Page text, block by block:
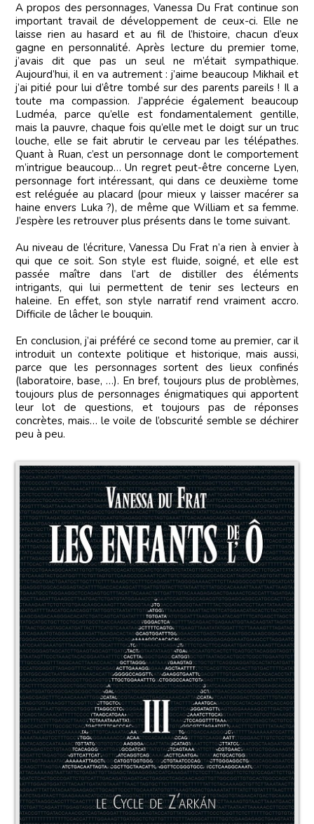
A propos des personnages, Vanessa Du Frat continue son
important travail de développement de ceux-ci. Elle ne
laisse rien au hasard et au fil de l’histoire, chacun d’eux
gagne en personnalité. Après lecture du premier tome,
j’avais dit que pas un seul ne m’était sympathique.
Aujourd’hui, il en va autrement : j’aime beaucoup Mikhail et
j’ai pitié pour lui d’être tombé sur des parents pareils ! Il a
toute ma compassion. J’apprécie également beaucoup
Ludméa, parce qu’elle est fondamentalement gentille,
mais la pauvre, chaque fois qu’elle met le doigt sur un truc
louche, elle se fait abrutir le cerveau par les télépathes.
Quant à Ruan, c’est un personnage dont le comportement
m’intrigue beaucoup… Un regret peut-être concerne Lyen,
personnage fort intéressant, qui dans ce deuxième tome
est reléguée au placard (pour mieux y laisser macérer sa
haine envers Luka ?), de même que William et sa femme.
J’espère les retrouver plus présents dans le tome suivant.
Au niveau de l’écriture, Vanessa Du Frat n’a rien à envier à
qui que ce soit. Son style est fluide, soigné, et elle est
passée maître dans l’art de distiller des éléments
intrigants, qui lui permettent de tenir ses lecteurs en
haleine. En effet, son style narratif rend vraiment accro.
Difficile de lâcher le bouquin.
En conclusion, j’ai préféré ce second tome au premier, car il
introduit un contexte politique et historique, mais aussi,
parce que les personnages sortent des lieux confinés
(laboratoire, base, …). En bref, toujours plus de problèmes,
toujours plus de personnages énigmatiques qui apportent
leur lot de questions, et toujours pas de réponses
concrètes, mais… le voile de l’obscurité semble se déchirer
peu à peu.